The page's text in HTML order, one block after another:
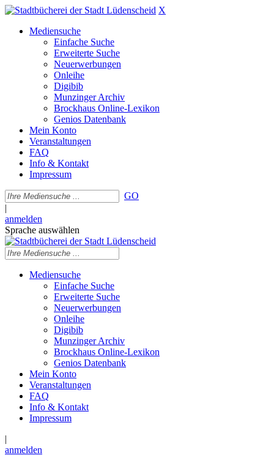
X
Mediensuche
Einfache Suche
Erweiterte Suche
Neuerwerbungen
Onleihe
Digibib
Munzinger Archiv
Brockhaus Online-Lexikon
Genios Datenbank
Mein Konto
Veranstaltungen
FAQ
Info & Kontakt
Impressum
GO
|
anmelden
Sprache auswählen
Mediensuche
Einfache Suche
Erweiterte Suche
Neuerwerbungen
Onleihe
Digibib
Munzinger Archiv
Brockhaus Online-Lexikon
Genios Datenbank
Mein Konto
Veranstaltungen
FAQ
Info & Kontakt
Impressum
|
anmelden